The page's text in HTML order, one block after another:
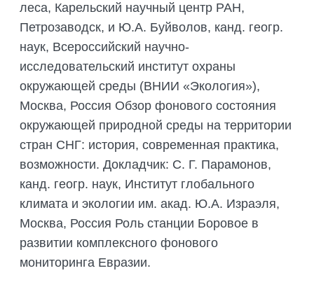
леса, Карельский научный центр РАН,
Петрозаводск, и Ю.А. Буйволов, канд. геогр.
наук, Всероссийский научно-
исследовательский институт охраны
окружающей среды (ВНИИ «Экология»),
Москва, Россия Обзор фонового состояния
окружающей природной среды на территории
стран СНГ: история, современная практика,
возможности. Докладчик: С. Г. Парамонов,
канд. геогр. наук, Институт глобального
климата и экологии им. акад. Ю.А. Израэля,
Москва, Россия Роль станции Боровое в
развитии комплексного фонового
мониторинга Евразии.